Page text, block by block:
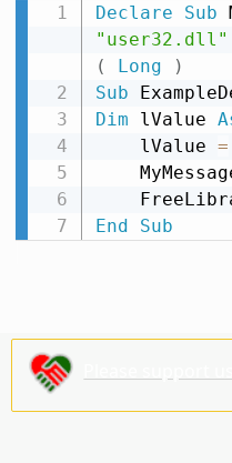
Declare Sub
"user32.dll"
(
Long
)
Sub
Dim lValue
    lValue
=
End
Sub